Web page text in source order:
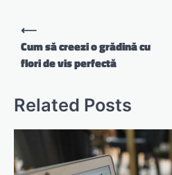
Navigare
în
articole
⟵
Cum să creezi o grădină cu
flori de vis perfectă
Related Posts